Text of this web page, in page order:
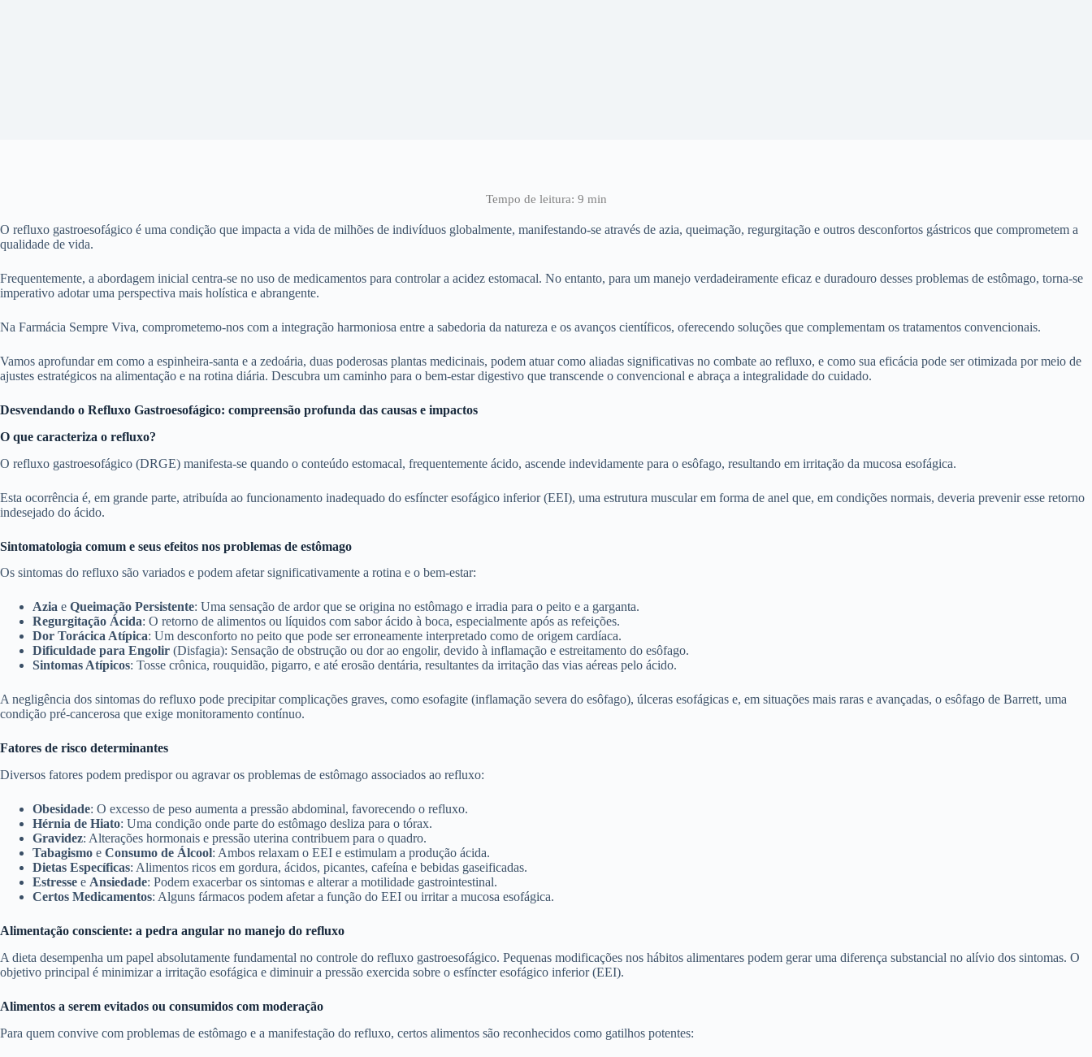
O refluxo gastroesofágico é uma condição que impacta a vida de milhões de indivíduos globalmente, manifestando-se através de azia, queimação, regurgitação e outros desconfortos gástricos que comprometem a
qualidade de vida.
Frequentemente, a abordagem inicial centra-se no uso de medicamentos para controlar a acidez estomacal. No entanto, para um manejo verdadeiramente eficaz e duradouro desses problemas de estômago, torna-se
imperativo adotar uma perspectiva mais holística e abrangente.
Na Farmácia Sempre Viva, comprometemo-nos com a integração harmoniosa entre a sabedoria da natureza e os avanços científicos, oferecendo soluções que complementam os tratamentos convencionais.
Vamos aprofundar em como a espinheira-santa e a zedoária, duas poderosas plantas medicinais, podem atuar como aliadas significativas no combate ao refluxo, e como sua eficácia pode ser otimizada por meio de
ajustes estratégicos na alimentação e na rotina diária. Descubra um caminho para o bem-estar digestivo que transcende o convencional e abraça a integralidade do cuidado.
Desvendando o Refluxo Gastroesofágico: compreensão profunda das causas e impactos
O que caracteriza o refluxo?
O refluxo gastroesofágico (DRGE) manifesta-se quando o conteúdo estomacal, frequentemente ácido, ascende indevidamente para o esôfago, resultando em irritação da mucosa esofágica.
Esta ocorrência é, em grande parte, atribuída ao funcionamento inadequado do esfíncter esofágico inferior (EEI), uma estrutura muscular em forma de anel que, em condições normais, deveria prevenir esse retorno
indesejado do ácido.
Sintomatologia comum e seus efeitos nos problemas de estômago
Os sintomas do refluxo são variados e podem afetar significativamente a rotina e o bem-estar:
Azia e Queimação Persistente: Uma sensação de ardor que se origina no estômago e irradia para o peito e a garganta.
Regurgitação Ácida: O retorno de alimentos ou líquidos com sabor ácido à boca, especialmente após as refeições.
Dor Torácica Atípica: Um desconforto no peito que pode ser erroneamente interpretado como de origem cardíaca.
Dificuldade para Engolir (Disfagia): Sensação de obstrução ou dor ao engolir, devido à inflamação e estreitamento do esôfago.
Sintomas Atípicos: Tosse crônica, rouquidão, pigarro, e até erosão dentária, resultantes da irritação das vias aéreas pelo ácido.
A negligência dos sintomas do refluxo pode precipitar complicações graves, como esofagite (inflamação severa do esôfago), úlceras esofágicas e, em situações mais raras e avançadas, o esôfago de Barrett, uma
condição pré-cancerosa que exige monitoramento contínuo.
Fatores de risco determinantes
Diversos fatores podem predispor ou agravar os problemas de estômago associados ao refluxo:
Obesidade: O excesso de peso aumenta a pressão abdominal, favorecendo o refluxo.
Hérnia de Hiato: Uma condição onde parte do estômago desliza para o tórax.
Gravidez: Alterações hormonais e pressão uterina contribuem para o quadro.
Tabagismo e Consumo de Álcool: Ambos relaxam o EEI e estimulam a produção ácida.
Dietas Específicas: Alimentos ricos em gordura, ácidos, picantes, cafeína e bebidas gaseificadas.
Estresse e Ansiedade: Podem exacerbar os sintomas e alterar a motilidade gastrointestinal.
Certos Medicamentos: Alguns fármacos podem afetar a função do EEI ou irritar a mucosa esofágica.
Alimentação consciente: a pedra angular no manejo do refluxo
A dieta desempenha um papel absolutamente fundamental no controle do refluxo gastroesofágico. Pequenas modificações nos hábitos alimentares podem gerar uma diferença substancial no alívio dos sintomas. O
objetivo principal é minimizar a irritação esofágica e diminuir a pressão exercida sobre o esfíncter esofágico inferior (EEI).
Alimentos a serem evitados ou consumidos com moderação
Para quem convive com problemas de estômago e a manifestação do refluxo, certos alimentos são reconhecidos como gatilhos potentes: